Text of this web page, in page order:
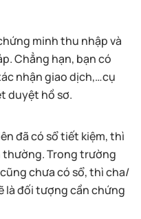
minh thu nhập và
Chẳng hạn, bạn có
nhận giao dịch,…cụ
duyệt hồ sơ.
đã có sổ tiết kiệm, thì
Trong trường
chưa có sổ, thì cha/
là đối tượng cần chứng